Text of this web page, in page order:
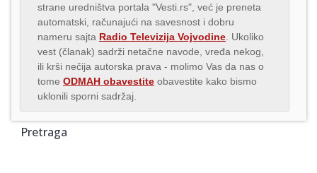
strane uredništva portala "Vesti.rs", već je preneta
automatski, računajući na savesnost i dobru
nameru sajta Radio Televizija Vojvodine . Ukoliko
vest (članak) sadrži netačne navode, vređa nekog,
ili krši nečija autorska prava - molimo Vas da nas o
tome ODMAH obavestite obavestite kako bismo
uklonili sporni sadržaj.
Pretraga